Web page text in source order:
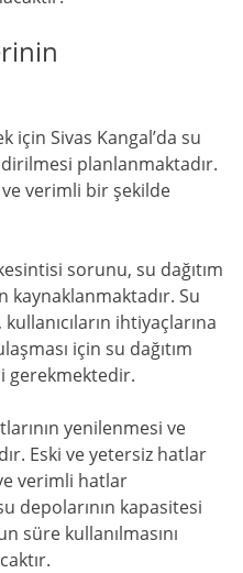
için Sivas Kangal’da su
planlanmaktadır.
verimli bir şekilde
sorunu, su dağıtım
Su
ihtiyaçlarına
için su dağıtım
gerekmektedir.
yenilenmesi ve
Eski ve yetersiz hatlar
verimli hatlar
depolarının kapasitesi
süre kullanılmasını